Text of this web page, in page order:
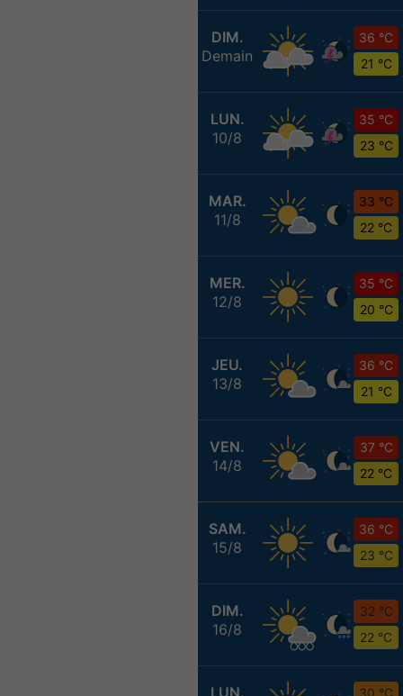
DIM.
Demain
36 °C
21 °C
LUN.
10/8
35 °C
23 °C
MAR.
11/8
33 °C
22 °C
MER.
12/8
35 °C
20 °C
JEU.
13/8
36 °C
21 °C
VEN.
14/8
37 °C
22 °C
SAM.
15/8
36 °C
23 °C
DIM.
16/8
32 °C
22 °C
30 °C